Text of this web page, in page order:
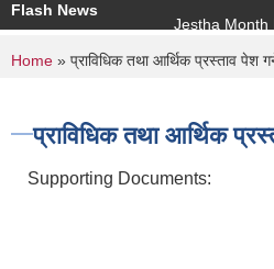
Flash News
Jestha Month
You are here
Home » प्राविधिक तथा आर्थिक प्रस्ताव पेश
प्राविधिक तथा आर्थिक
Supporting Documents: